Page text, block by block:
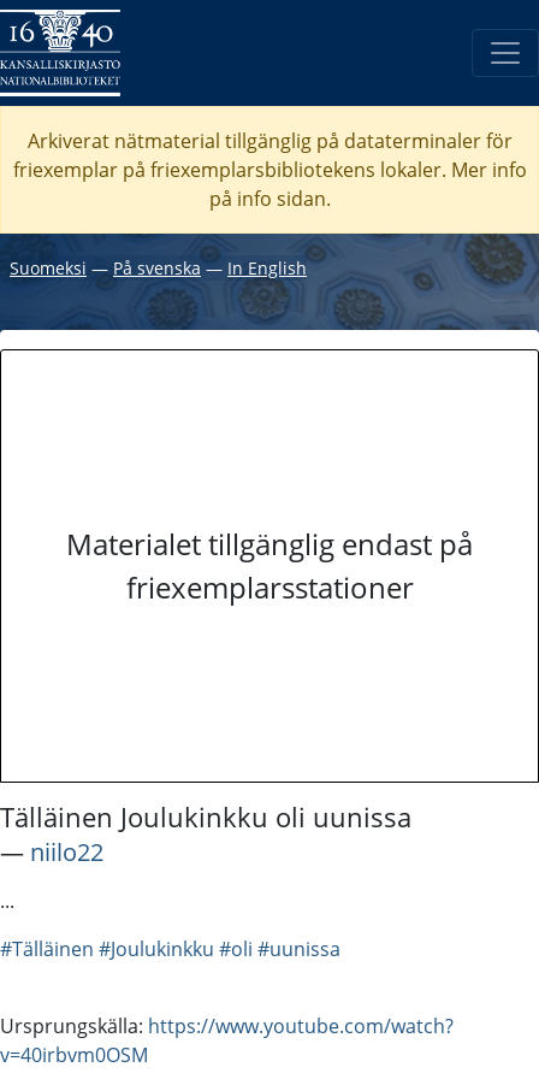
Arkiverat nätmaterial tillgänglig på dataterminaler för
friexemplar på friexemplarsbibliotekens lokaler. Mer info
på info sidan.
Suomeksi ― På svenska― In English
Materialet tillgänglig endast på
friexemplarsstationer
Tälläinen Joulukinkku oli uunissa
― niilo22
...
#Tälläinen #Joulukinkku #oli #uunissa
Ursprungskälla: https://www.youtube.com/watch?
v=40irbvm0OSM